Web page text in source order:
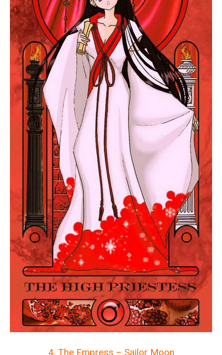
4. The Empress – Sailor Moon